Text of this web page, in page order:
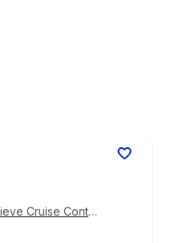
Cruise Contro